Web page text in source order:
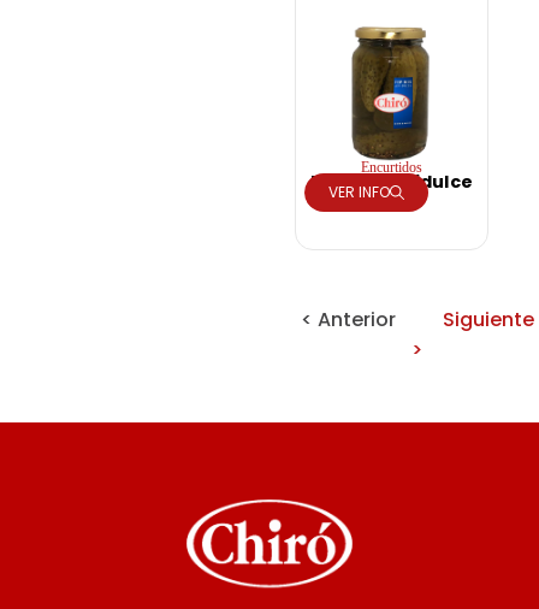
Pepino Agridulce
Encurtidos
VER INFO
< Anterior
Siguiente
>